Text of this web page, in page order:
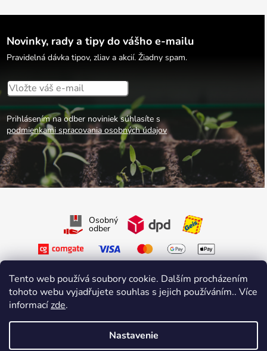
Tento web používá soubory cookie. Dalším procházením
tohoto webu vyjadřujete souhlas s jejich používáním.. Více
informacízde.
Nastavenie
Novinky, rady a tipy do vášho e-mailu
Pravidelná dávka tipov, zliav a akcií. Žiadny spam.
Prihlásením na odber noviniek súhlasíte s
podmienkami spracovania osobných údajov
Osobný
odber
Sledujte nás na Instagrame